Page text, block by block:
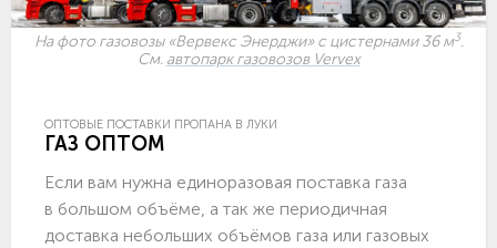
На фото газовозы «Вервекс Энерджи» с цистернами 36 м3.
См. автопарк газовозов Vervex
ОПТОВЫЕ ПОСТАВКИ ПРОПАНА В ЛУКИ
ГАЗ ОПТОМ
Если вам нужна единоразовая поставка газа
в большом объёме, а так же периодичная
доставка небольших объёмов газа или газовых